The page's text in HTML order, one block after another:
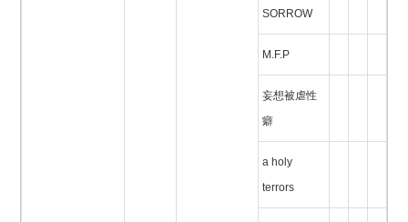
SORROW
M.F.P
妄想被虐性
癖
a holy
terrors